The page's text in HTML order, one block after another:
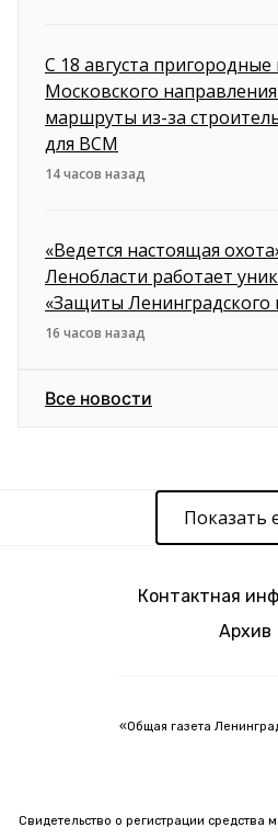
С 18 августа пригородные
Московского
маршруты из-за
для ВСМ
14 часов назад
«Ведется настоящая
Ленобласти работает
«Защиты Ленинградского
16 часов назад
Все новости
Показать
Контактная
Архив
«Общая газета
Свидетельство о регистрации